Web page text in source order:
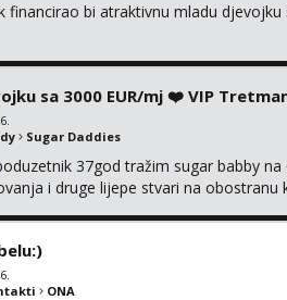
financirao bi atraktivnu mladu
sa 3000 EUR/mj ❤️ VIP
Sugar Daddies
37god tražim sugar babby
i druge lijepe stvari na
ONA